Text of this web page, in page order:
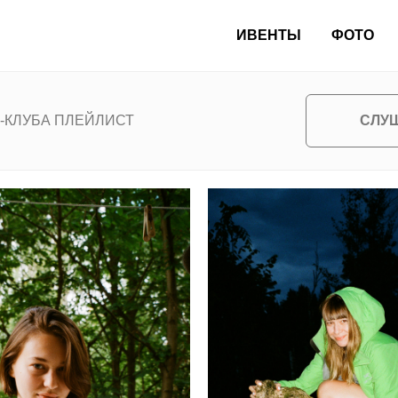
ИВЕНТЫ ФОТО
КЛУБА ПЛЕЙЛИСТ